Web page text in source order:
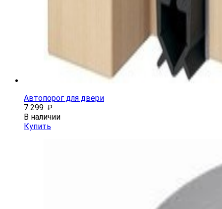
Автопорог для двери
7 299 ₽
В наличии
Купить